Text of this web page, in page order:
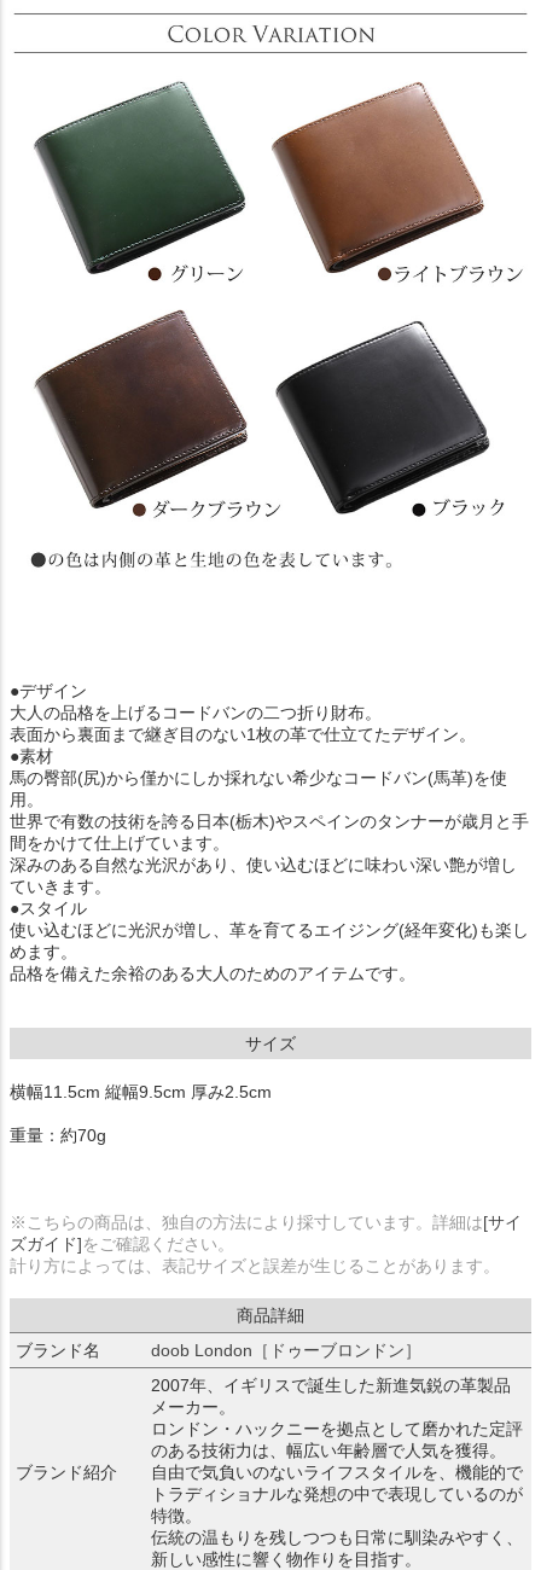
●デザイン
大人の品格を上げるコードバンの二つ折り財布。
表面から裏面まで継ぎ目のない1枚の革で仕立てたデザイン。
●素材
馬の臀部(尻)から僅かにしか採れない希少なコードバン(馬革)を使
用。
世界で有数の技術を誇る日本(栃木)やスペインのタンナーが歳月と手
間をかけて仕上げています。
深みのある自然な光沢があり、使い込むほどに味わい深い艶が増し
ていきます。
●スタイル
使い込むほどに光沢が増し、革を育てるエイジング(経年変化)も楽し
めます。
品格を備えた余裕のある大人のためのアイテムです。
サイズ
横幅11.5cm 縦幅9.5cm 厚み2.5cm
重量：約70g
※こちらの商品は、独自の方法により採寸しています。詳細は[サイ
ズガイド]をご確認ください。
計り方によっては、表記サイズと誤差が生じることがあります。
商品詳細
ブランド名
doob London［ドゥーブロンドン］
ブランド紹介
2007年、イギリスで誕生した新進気鋭の革製品
メーカー。
ロンドン・ハックニーを拠点として磨かれた定評
のある技術力は、幅広い年齢層で人気を獲得。
自由で気負いのないライフスタイルを、機能的で
トラディショナルな発想の中で表現しているのが
特徴。
伝統の温もりを残しつつも日常に馴染みやすく、
新しい感性に響く物作りを目指す。